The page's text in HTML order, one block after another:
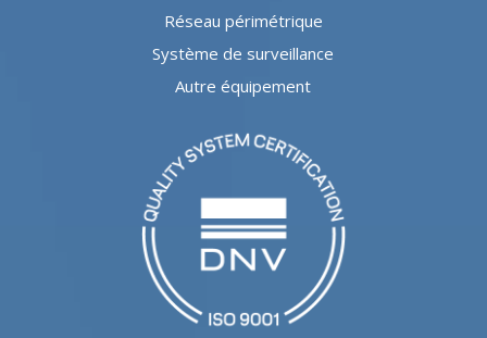
Réseau périmétrique
Système de surveillance
Autre équipement